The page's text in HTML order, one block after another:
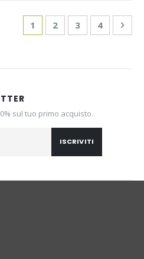
Page
You're currently reading
1 Page
2 Page
3 Page
4
sul tuo primo acquisto.
ISCRIVITI